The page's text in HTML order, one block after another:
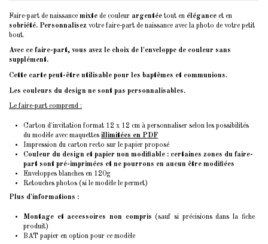
Faire-part de naissance mixte de couleur argentée tout en élégance et en
sobriété. Personnalisez votre faire-part de naissance avec la photo de votre petit
bout.
Avec ce faire-part, vous avez le choix de l'enveloppe de couleur sans
supplément.
Cette carte peut-être utilisable pour les baptêmes et communions.
Les couleurs du design ne sont pas personnalisables.
Le faire-part comprend :
Carton d'invitation format 12 x 12 cm à personnaliser selon les possibilités
du modèle avec maquettes illimitées en PDF
Impression du carton recto sur le papier proposé
Couleur du design et papier non modifiable : certaines zones du faire-
part sont pré-imprimées et ne pourrons en aucun être modifiées
Enveloppes blanches en 120g
Retouches photos (si le modèle le permet)
Plus d'informations :
Montage et accessoires non compris (sauf si précisions dans la fiche
produit)
BAT papier en option pour ce modèle